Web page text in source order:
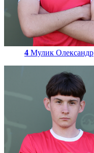
4 Мулик Олександр